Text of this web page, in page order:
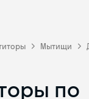
Мытищи
по